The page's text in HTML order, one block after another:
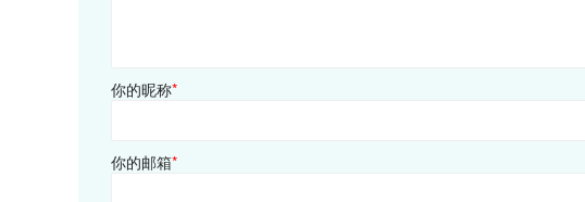
你的昵称*
你的邮箱*